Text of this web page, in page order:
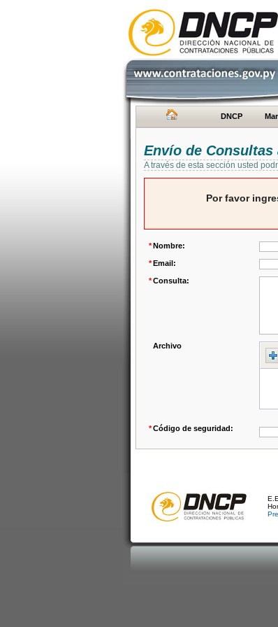
DNCP
Envío de Consultas
A través de esta sección usted
Por favor
*Nombre:
*Email:
*Consulta:
Archivo
*Código de seguridad: